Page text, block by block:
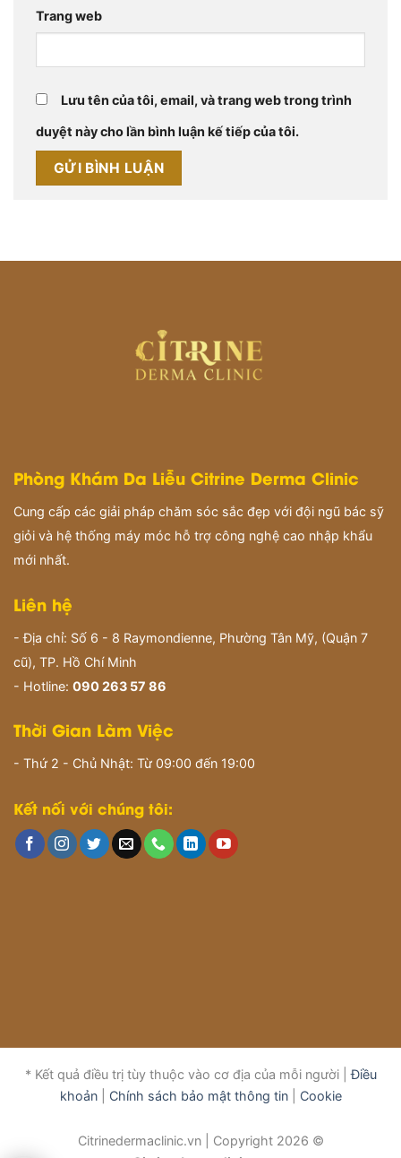
Trang web
Lưu tên của tôi, email, và trang web trong trình
duyệt này cho lần bình luận kế tiếp của tôi.
Phòng Khám Da Liễu Citrine Derma Clinic
Cung cấp các giải pháp chăm sóc sắc đẹp với đội ngũ bác sỹ
giỏi và hệ thống máy móc hỗ trợ công nghệ cao nhập khẩu
mới nhất.
Liên hệ
- Địa chỉ: Số 6 - 8 Raymondienne, Phường Tân Mỹ, (Quận 7
cũ), TP. Hồ Chí Minh
- Hotline: 090 263 57 86
Thời Gian Làm Việc
- Thứ 2 - Chủ Nhật: Từ 09:00 đến 19:00
Kết nối với chúng tôi:
* Kết quả điều trị tùy thuộc vào cơ địa của mỗi người |Điều
khoản| Chính sách bảo mật thông tin| Cookie
Citrinedermaclinic.vn | Copyright 2026 ©